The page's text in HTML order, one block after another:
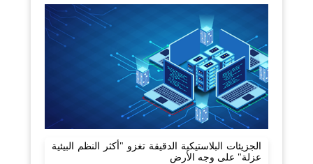
الجزيئات البلاستيكية الدقيقة تغزو "أكثر النظم البيئية
عزلة" على وجه الأرض